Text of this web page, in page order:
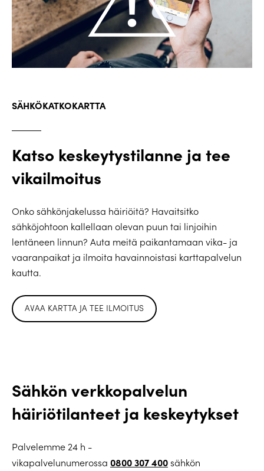
SÄHKÖKATKOKARTTA
Katso keskeytystilanne ja tee
vikailmoitus
Onko sähkönjakelussa häiriöitä? Havaitsitko
sähköjohtoon kallellaan olevan puun tai linjoihin
lentäneen linnun? Auta meitä paikantamaan vika- ja
vaaranpaikat ja ilmoita havainnoistasi karttapalvelun
kautta.
AVAA KARTTA JA TEE ILMOITUS
Sähkön verkkopalvelun
häiriötilanteet ja keskeytykset
Palvelemme 24 h -
vikapalvelunumerossa 0800 307 400sähkön